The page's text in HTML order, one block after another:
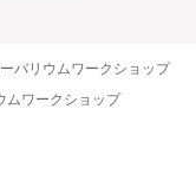
バリウムワークショップ
ムワークショップ